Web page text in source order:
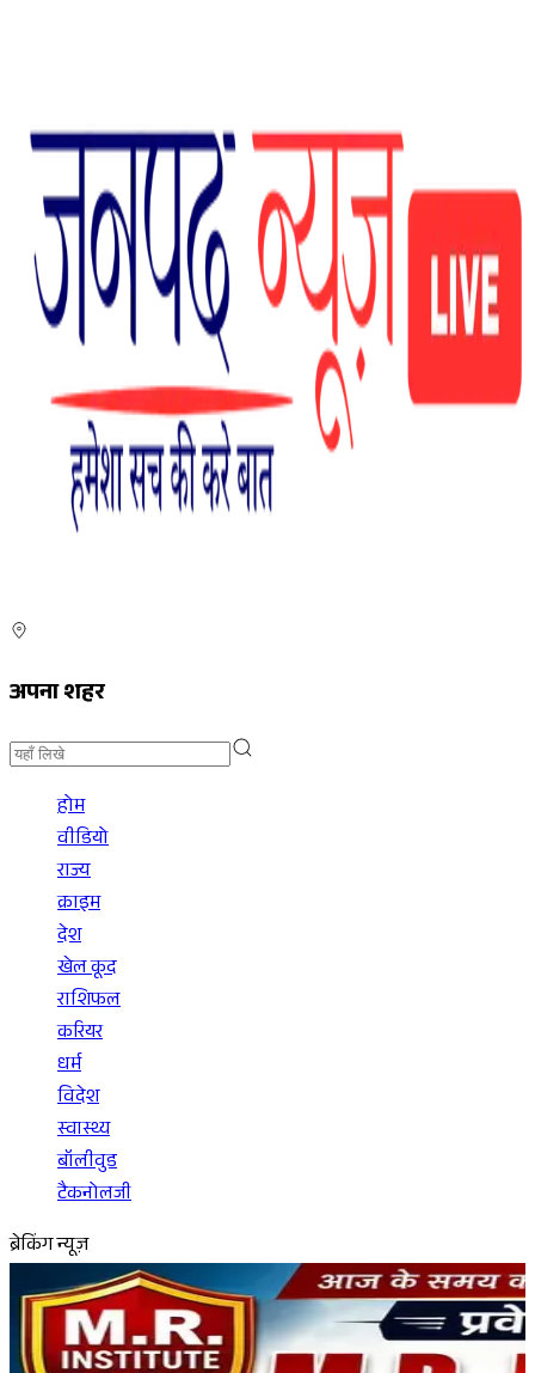
अपना शहर
होम
वीडियो
राज्य
क्राइम
देश
खेल कूद
राशिफल
करियर
धर्म
विदेश
स्वास्थ्य
बॉलीवुड
टैकनोलजी
ब्रेकिंग न्यूज़